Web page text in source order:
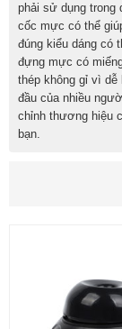
phải sử dụng trong
cốc mực có thể
đúng kiểu dáng có
đựng mực có
thép không gỉ vì
đầu của nhiều
chỉnh thương hiệu
bạn.